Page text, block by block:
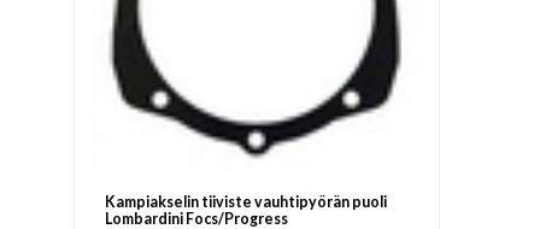
Kampiakselin tiiviste vauhtipyörän puoli
Lombardini Focs/Progress